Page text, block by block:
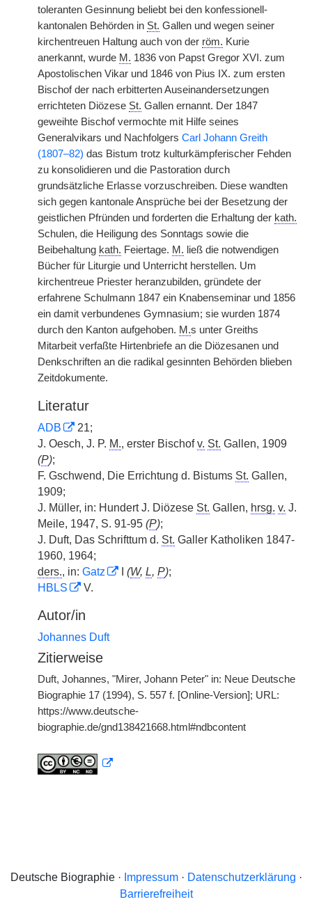
toleranten Gesinnung beliebt bei den konfessionell-
kantonalen Behörden in St. Gallen und wegen seiner
kirchentreuen Haltung auch von der röm. Kurie
anerkannt, wurde M. 1836 von Papst Gregor XVI. zum
Apostolischen Vikar und 1846 von Pius IX. zum ersten
Bischof der nach erbitterten Auseinandersetzungen
errichteten Diözese St. Gallen ernannt. Der 1847
geweihte Bischof vermochte mit Hilfe seines
Generalvikars und Nachfolgers Carl Johann Greith
(1807–82) das Bistum trotz kulturkämpferischer Fehden
zu konsolidieren und die Pastoration durch
grundsätzliche Erlasse vorzuschreiben. Diese wandten
sich gegen kantonale Ansprüche bei der Besetzung der
geistlichen Pfründen und forderten die Erhaltung der kath.
Schulen, die Heiligung des Sonntags sowie die
Beibehaltung kath. Feiertage. M. ließ die notwendigen
Bücher für Liturgie und Unterricht herstellen. Um
kirchentreue Priester heranzubilden, gründete der
erfahrene Schulmann 1847 ein Knabenseminar und 1856
ein damit verbundenes Gymnasium; sie wurden 1874
durch den Kanton aufgehoben. M.s unter Greiths
Mitarbeit verfaßte Hirtenbriefe an die Diözesanen und
Denkschriften an die radikal gesinnten Behörden blieben
Zeitdokumente.
Literatur
ADB
21;
J. Oesch, J. P. M., erster Bischofv. St. Gallen, 1909
(P);
F. Gschwend, Die Errichtung d. Bistums St. Gallen,
1909;
J. Müller, in: Hundert J. Diözese St. Gallen, hrsg. v. J.
Meile, 1947, S. 91-95 (P);
J. Duft, Das Schrifttum d. St. Galler Katholiken 1847-
1960, 1964;
ders., in: Gatz (W, L, P);
HBLS
V.
Autor/in
Johannes Duft
Zitierweise
Duft, Johannes, "Mirer, Johann Peter" in: Neue Deutsche
Biographie 17 (1994), S. 557 f. [Online-Version]; URL:
https://www.deutsche-
biographie.de/gnd138421668.html#ndbcontent
Deutsche Biographie · Impressum· Datenschutzerklärung ·
Barrierefreiheit